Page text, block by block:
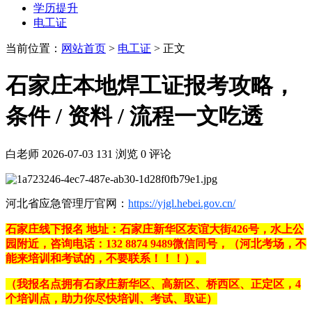
学历提升
电工证
当前位置： 网站首页 > 电工证 > 正文
石家庄本地焊工证报考攻略，
条件 / 资料 / 流程一文吃透
白老师 2026-07-03 131 浏览 0 评论
河北省应急管理厅官网： https://yjgl.hebei.gov.cn/
石家庄线下报名 地址：石家庄新华区友谊大街426号，水上公
园附近，咨询电话： 132 8874 9489微信同号，（河北考场，不
能来培训和考试的，不要联系！！！）。
（我报名点拥有石家庄新华区、高新区、桥西区、正定区，4
个培训点，助力你尽快培训、考试、取证）